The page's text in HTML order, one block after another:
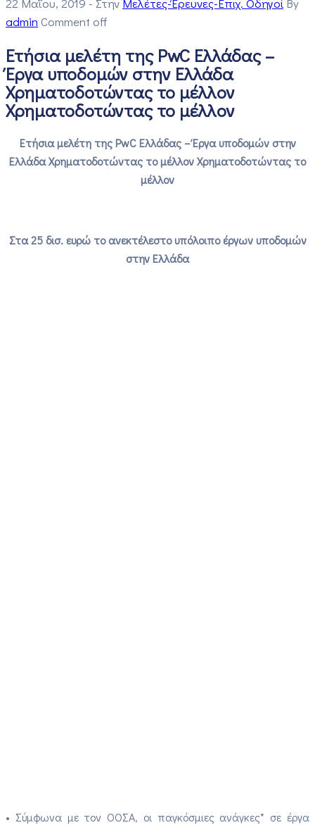
admin Comment off
Ετήσια μελέτη της PwC Ελλάδας –
Έργα υποδομών στην Ελλάδα
Χρηματοδοτώντας το μέλλον
Χρηματοδοτώντας το μέλλον
Ετήσια μελέτη της PwC Ελλάδας – Έργα υποδομών στην
Ελλάδα Χρηματοδοτώντας το μέλλον Χρηματοδοτώντας το
μέλλον
Στα 25 δισ. ευρώ το ανεκτέλεστο υπόλοιπο έργων υποδομών
στην Ελλάδα
• Σύμφωνα με τον ΟΟΣΑ, οι παγκόσμιες ανάγκες* σε έργα